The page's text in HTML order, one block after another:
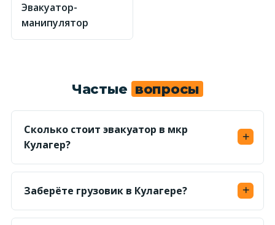
Эвакуатор-
манипулятор
Частые вопросы
Сколько стоит эвакуатор в мкр
Кулагер?
От 20 000 ₸ по городу для легкового авто;
точную сумму по адресу называем до выезда.
Заберёте грузовик в Кулагере?
Да, у промзоны Кулагера работаем грузовым